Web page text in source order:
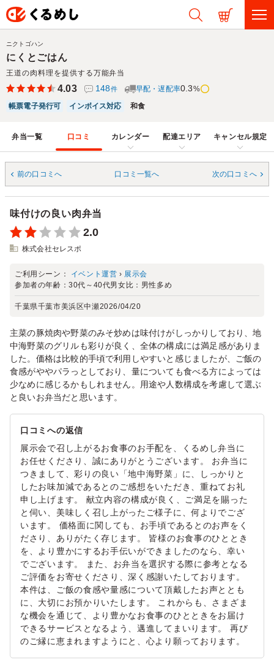
にくとごはん
王道の肉料理を提供する万能弁当
ニクトゴハン
4.03 148件 早配・遅配率0.3%
帳票電子発行可
インボイス対応 和食
弁当一覧 口コミ カレンダー 配達エリア キャンセル規定
前の口コミへ 口コミ一覧へ 次の口コミへ
味付けの良い肉弁当
2.0
株式会社セレスポ
ご利用シーン： イベント運営 › 展示会
参加者の年齢：30代～40代男女比： 男性多め
千葉県千葉市美浜区中瀬2026/04/20
主菜の豚焼肉や野菜のみそ炒めは味付けがしっかりしており、地
中海野菜のグリルも彩りが良く、全体の構成には満足感がありま
した。価格は比較的手頃で利用しやすいと感じましたが、ご飯の
食感がややパラっとしており、量についても食べる方によっては
少なめに感じるかもしれません。用途や人数構成を考慮して選ぶ
と良いお弁当だと思います。
口コミへの返信
展示会で召し上がるお食事のお手配を、くるめし弁当に
お任せくださり、誠にありがとうございます。 お弁当に
つきまして、彩りの良い「地中海野菜」に、しっかりと
したお味加減であるとのご感想をいただき、重ねてお礼
申し上げます。 献立内容の構成が良く、ご満足を賜った
と伺い、美味しく召し上がったご様子に、何よりでござ
います。 価格面に関しても、お手頃であるとのお声をく
ださり、ありがたく存じます。 皆様のお食事のひととき
を、より豊かにするお手伝いができましたのなら、幸い
でございます。 また、お弁当を選択する際に参考となる
ご評価をお寄せくださり、深く感謝いたしております。
本件は、ご飯の食感や量感について頂戴したお声ととも
に、大切にお預かりいたします。 これからも、さまざま
な機会を通じて、より豊かなお食事のひとときをお届け
できるサービスとなるよう、邁進してまいります。 再び
のご縁に恵まれますようにと、心より願っております。